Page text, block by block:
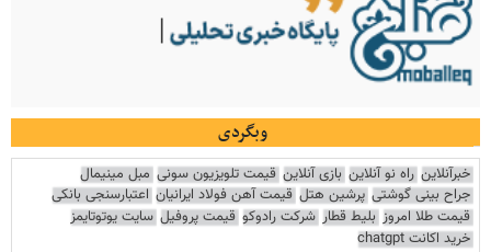
وبگردی
خبرآنلاین راه نو آنلاین بازی آنلاین قیمت تلویزیون سونی مبل مینیمال
جراح بینی گوشتی پرشین هتل قیمت آهن فولاد ایرانیان اعتبارسنجی بانکی
قیمت طلا امروز بلیط قطار شرکت رادوکو قیمت پروفیل سایت یوتوتایمز
خرید اکانت chatgpt